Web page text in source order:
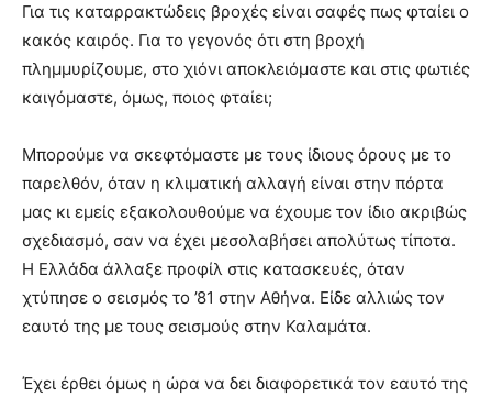
Για τις καταρρακτώδεις βροχές είναι σαφές πως φταίει ο
κακός καιρός. Για το γεγονός ότι στη βροχή
πλημμυρίζουμε, στο χιόνι αποκλειόμαστε και στις φωτιές
καιγόμαστε, όμως, ποιος φταίει;
Μπορούμε να σκεφτόμαστε με τους ίδιους όρους με το
παρελθόν, όταν η κλιματική αλλαγή είναι στην πόρτα
μας κι εμείς εξακολουθούμε να έχουμε τον ίδιο ακριβώς
σχεδιασμό, σαν να έχει μεσολαβήσει απολύτως τίποτα.
Η Ελλάδα άλλαξε προφίλ στις κατασκευές, όταν
χτύπησε ο σεισμός το ’81 στην Αθήνα. Είδε αλλιώς τον
εαυτό της με τους σεισμούς στην Καλαμάτα.
Έχει έρθει όμως η ώρα να δει διαφορετικά τον εαυτό της